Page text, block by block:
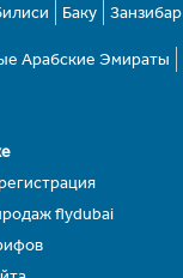
Баку Занзибар
Арабские Эмираты
flydubai